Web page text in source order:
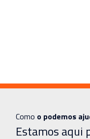
Como o podemos
Estamos aqui